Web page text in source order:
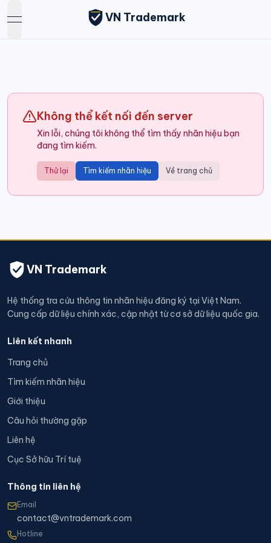
open navigation menu
VN Trademark
Không thể kết nối đến server
Xin lỗi, chúng tôi không thể tìm thấy nhãn hiệu bạn
đang tìm kiếm.
Thử lại Tìm kiếm nhãn hiệu Về trang chủ
VN Trademark
Hệ thống tra cứu thông tin nhãn hiệu đăng ký tại Việt Nam.
Cung cấp dữ liệu chính xác, cập nhật từ cơ sở dữ liệu quốc gia.
Liên kết nhanh
Trang chủ
Tìm kiếm nhãn hiệu
Giới thiệu
Câu hỏi thường gặp
Liên hệ
Cục Sở hữu Trí tuệ
Thông tin liên hệ
Email
contact@vntrademark.com
Hotline